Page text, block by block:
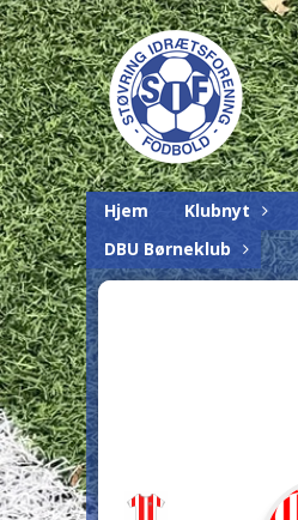
Hjem Klubnyt
DBU Børneklub